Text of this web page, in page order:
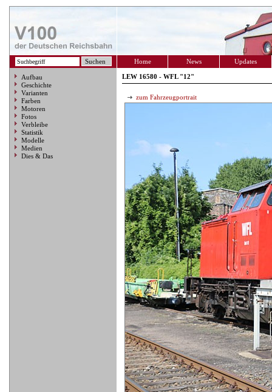
Home News Updates
Aufbau
Geschichte
Varianten
Farben
Motoren
Fotos
Verbleibe
Statistik
Modelle
Medien
Dies & Das
LEW 16580 - WFL "12"
zum Fahrzeugportrait